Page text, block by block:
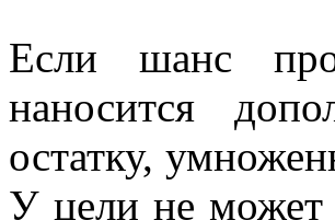
Если шанс
наносится
остатку,
У цели не